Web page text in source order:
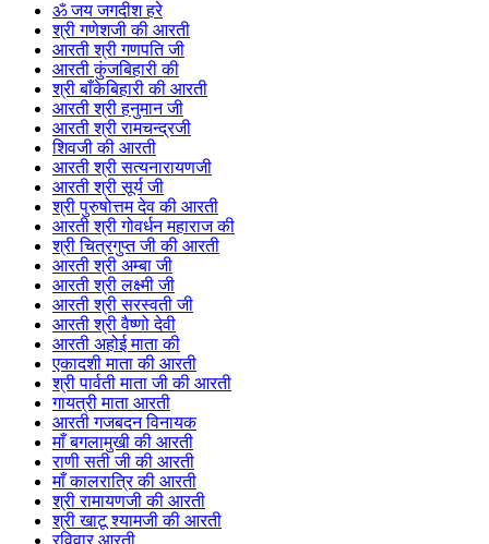
ॐ जय जगदीश हरे
श्री गणेशजी की आरती
आरती श्री गणपति जी
आरती कुंजबिहारी की
श्री बाँकेबिहारी की आरती
आरती श्री हनुमान जी
आरती श्री रामचन्द्रजी
शिवजी की आरती
आरती श्री सत्यनारायणजी
आरती श्री सूर्य जी
श्री पुरुषोत्तम देव की आरती
आरती श्री गोवर्धन महाराज की
श्री चित्रगुप्त जी की आरती
आरती श्री अम्बा जी
आरती श्री लक्ष्मी जी
आरती श्री सरस्वती जी
आरती श्री वैष्णो देवी
आरती अहोई माता की
एकादशी माता की आरती
श्री पार्वती माता जी की आरती
गायत्री माता आरती
आरती गजबदन विनायक
माँ बगलामुखी की आरती
राणी सती जी की आरती
माँ कालरात्रि की आरती
श्री रामायणजी की आरती
श्री खाटू श्यामजी की आरती